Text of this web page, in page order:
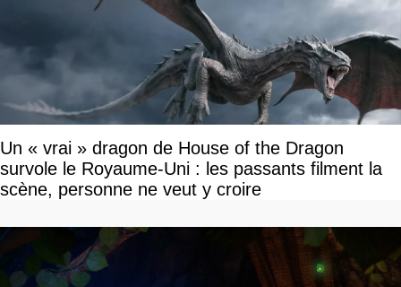
Un « vrai » dragon de House of the Dragon
survole le Royaume-Uni : les passants filment la
scène, personne ne veut y croire